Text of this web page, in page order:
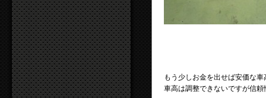
もう少しお金を出せば安価な
車高は調整できないですが信